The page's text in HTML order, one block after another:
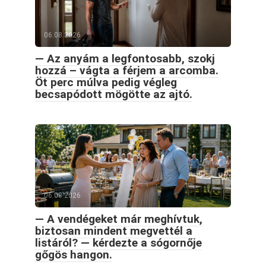
06.08.2026
— Az anyám a legfontosabb, szokj
hozzá – vágta a férjem a arcomba.
Öt perc múlva pedig végleg
becsapódott mögötte az ajtó.
06.08.2026
— A vendégeket már meghívtuk,
biztosan mindent megvettél a
listáról? — kérdezte a sógornője
gőgös hangon.